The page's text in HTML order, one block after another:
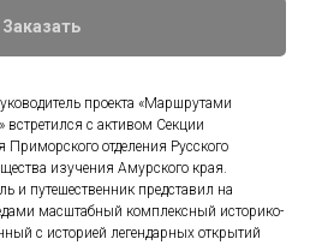
Заказать
проекта «Маршрутами
встретился с активом Секции
Приморского отделения Русского
изучения Амурского края.
и путешественник представил на
масштабный комплексный историко-
с историей легендарных открытий